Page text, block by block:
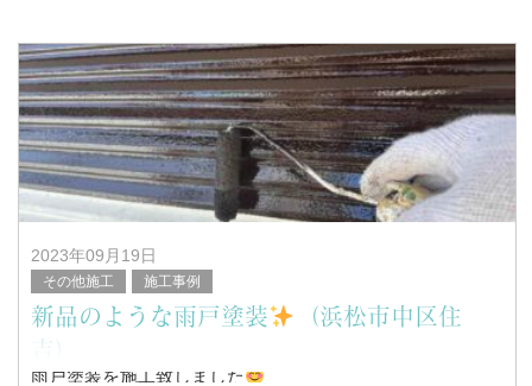
浜松市南区を中心に塗装工事全般を行っている、
塗替家の堤と申します。
&n
2023年09月19日
その他施工 施工事例
新品のような雨戸塗装
（浜松市中区住
吉）
雨戸塗装を施工致しました